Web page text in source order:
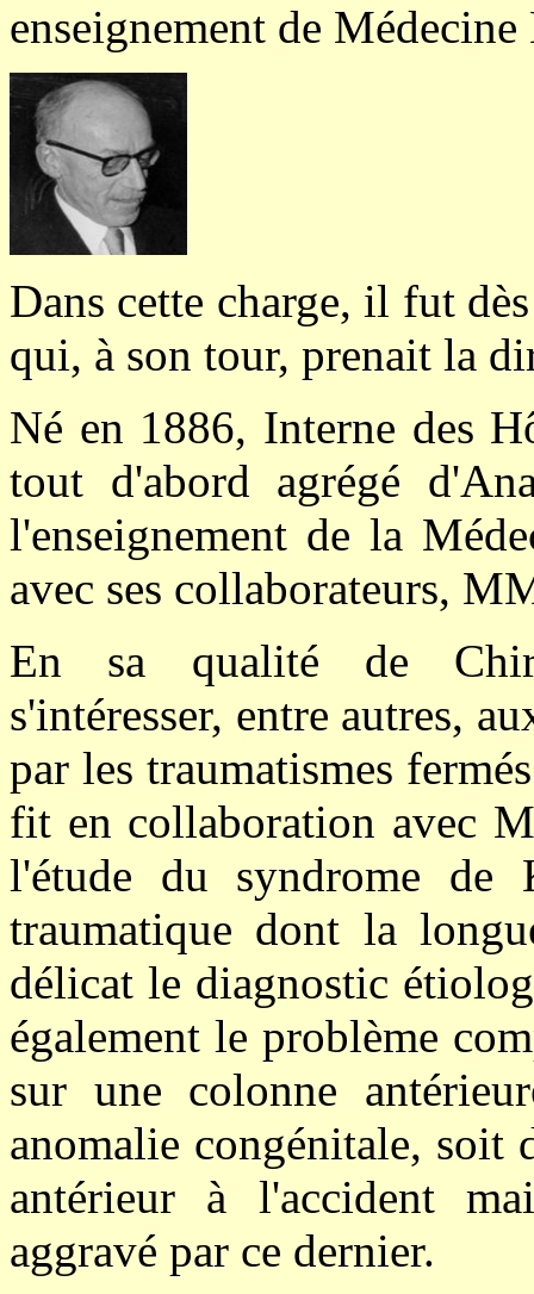
enseignement de Médecine
Dans cette charge, il fut
qui, à son tour, prenait la
Né en 1886, Interne des
tout d'abord agrégé
l'enseignement de la
avec ses collaborateurs,
En sa qualité de
s'intéresser, entre autres,
par les traumatismes
fit en collaboration avec
l'étude du syndrome de
traumatique dont la
délicat le diagnostic
également le problème
sur une colonne
anomalie congénitale, soit
antérieur à l'accident
aggravé par ce dernier.